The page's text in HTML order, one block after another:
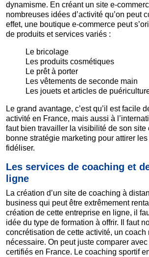
dynamisme. En créant un site e-
nombreuses idées d’activité qu’on peut
effet, une boutique e-commerce peut
de produits et services variés :
Le bricolage
Les produits cosmétiques
Le prêt à porter
Les vêtements de seconde main
Les jouets et articles de
Le grand avantage, c’est qu’il est facile
activité en France, mais aussi à
faut bien travailler la visibilité de son site
bonne stratégie marketing pour attirer
fidéliser.
Les services de coaching et
ligne
La création d’un site de coaching à
business qui peut être extrêmement
création de cette entreprise en ligne, il
idée du type de formation à offrir. Il faut
concrétisation de cette activité, un coach
nécessaire. On peut juste comparer
certifiés en France. Le coaching sportif